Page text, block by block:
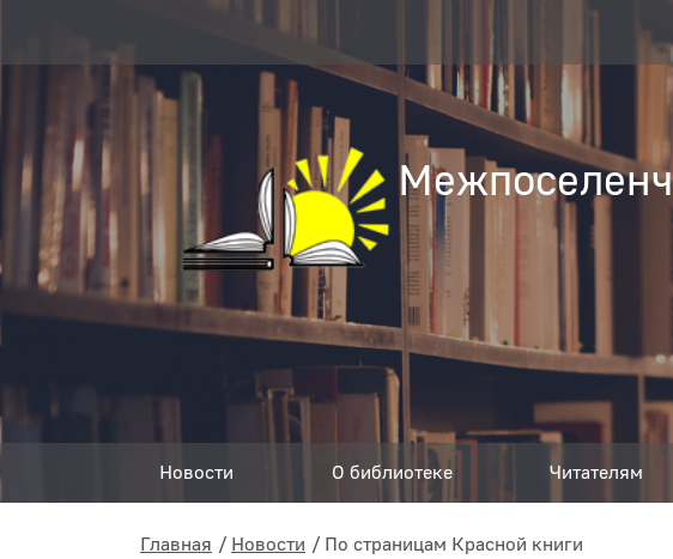
Новости О библиотеке Читателям
Главная Новости По страницам Красной книги